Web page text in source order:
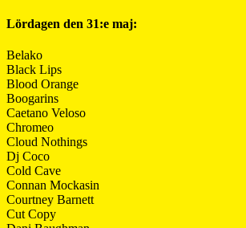
Lördagen den 31:e maj:
Belako
Black Lips
Blood Orange
Boogarins
Caetano Veloso
Chromeo
Cloud Nothings
Dj Coco
Cold Cave
Connan Mockasin
Courtney Barnett
Cut Copy